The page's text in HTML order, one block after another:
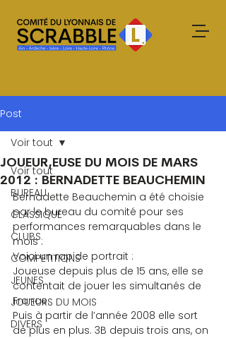
Post
Voir tout
BUREAU
CLASSIQUE
CLUBS
COMPETITIONS
JEUNES
JOUEURS DU MOIS
DIVERS
Voir tout
JOUEUR,EUSE DU MOIS DE MARS
2012 : BERNADETTE BEAUCHEMIN
Bernadette Beauchemin a été choisie
par le bureau du comité pour ses
performances remarquables dans le
mois :
Voici un rapide portrait :
Joueuse depuis plus de 15 ans, elle se
contentait de jouer les simultanés de
France.
Puis à partir de l’année 2008 elle sort
de plus en plus. 3B depuis trois ans, on